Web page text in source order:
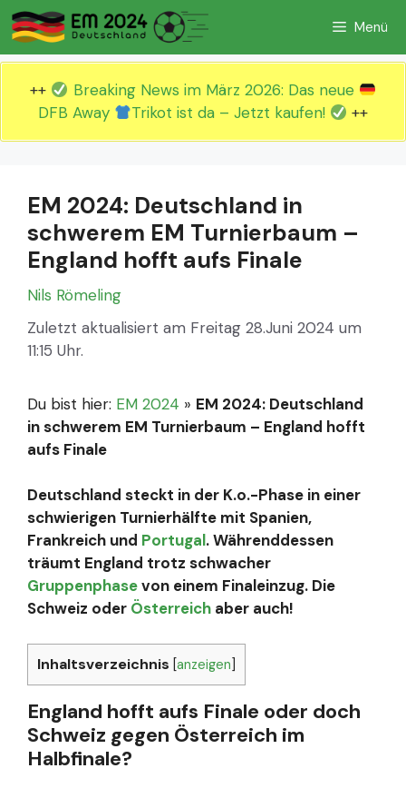
Zum
Inhalt
springen
Menü
++
Breaking News im März 2026: Das neue
DFB Away
Trikot ist da – Jetzt kaufen! ++
EM 2024: Deutschland in
schwerem EM Turnierbaum –
England hofft aufs Finale
Nils Römeling
Zuletzt aktualisiert am Freitag 28.Juni 2024 um
11:15 Uhr.
Du bist hier: EM 2024 » EM 2024: Deutschland
in schwerem EM Turnierbaum – England hofft
aufs Finale
Deutschland steckt in der K.o.-Phase in einer
schwierigen Turnierhälfte mit Spanien,
Frankreich und Portugal. Währenddessen
träumt England trotz schwacher
Gruppenphasevon einem Finaleinzug. Die
Schweiz oder Österreich aber auch!
Inhaltsverzeichnis [anzeigen
England hofft aufs Finale oder doch
Schweiz gegen Österreich im
Halbfinale?